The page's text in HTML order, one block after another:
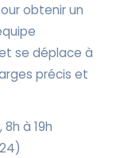
obtenir un
se déplace à
précis et
à 19h